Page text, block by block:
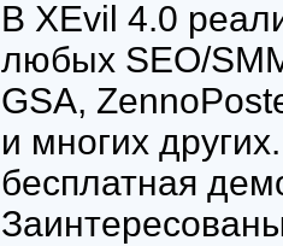
В XEvil 4.0
любых SEO/
GSA,
и многих
бесплатная